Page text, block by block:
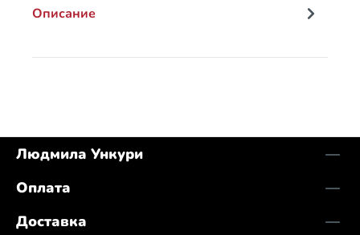
Описание
Людмила Ункури
Оплата
Доставка